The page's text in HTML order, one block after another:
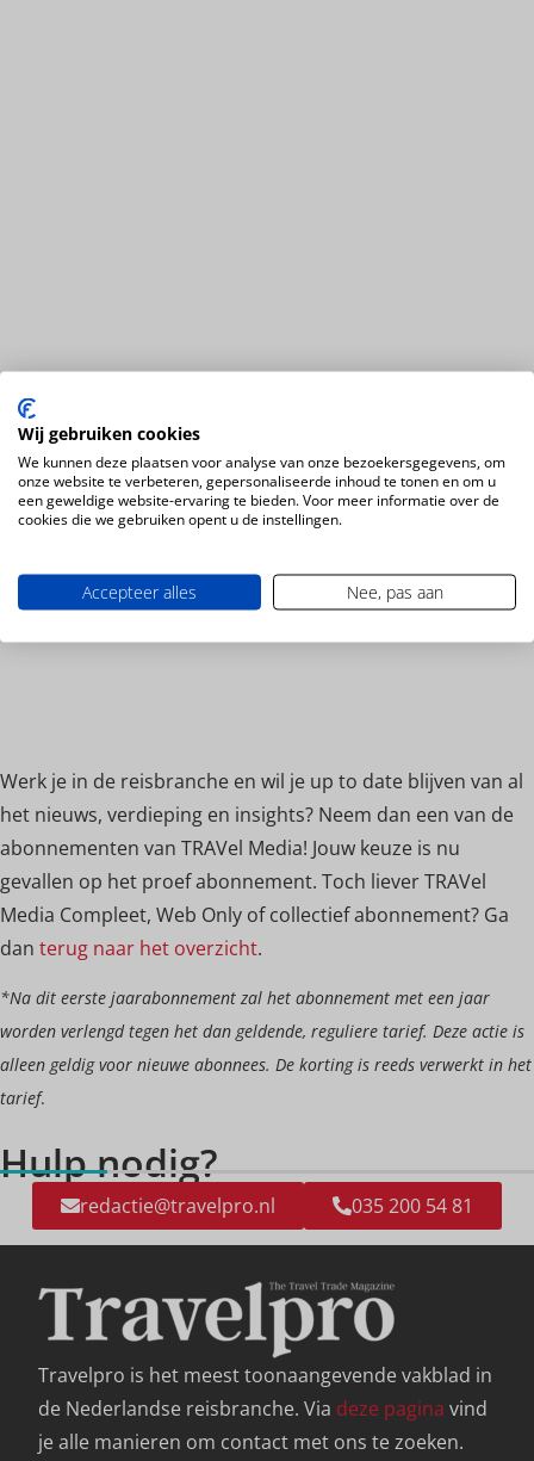
Werk je in de reisbranche en wil je up to date blijven van al
het nieuws, verdieping en insights? Neem dan een van de
abonnementen van TRAVel Media! Jouw keuze is nu
gevallen op het proef abonnement. Toch liever TRAVel
Media Compleet, Web Only of collectief abonnement? Ga
dan terug naar het overzicht.
*Na dit eerste jaarabonnement zal het abonnement met een jaar
worden verlengd tegen het dan geldende, reguliere tarief. Deze actie is
alleen geldig voor nieuwe abonnees. De korting is reeds verwerkt in het
tarief.
Hulp nodig?
redactie@travelpro.nl 035 200 54 81
Travelpro is het meest toonaangevende vakblad in
de Nederlandse reisbranche. Via deze pagina vind
je alle manieren om contact met ons te zoeken.
Wij gebruiken cookies
We kunnen deze plaatsen voor analyse van onze bezoekersgegevens, om
onze website te verbeteren, gepersonaliseerde inhoud te tonen en om u
een geweldige website-ervaring te bieden. Voor meer informatie over de
cookies die we gebruiken opent u de instellingen.
Accepteer alles Nee, pas aan